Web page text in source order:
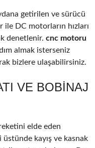
getirilen ve sürücü
DC motorların hızları
denetlenir. cnc motoru
almak isterseniz
bizlere ulaşabilirsiniz.
VE BOBINAJ
elde eden
kayış ve kasnak